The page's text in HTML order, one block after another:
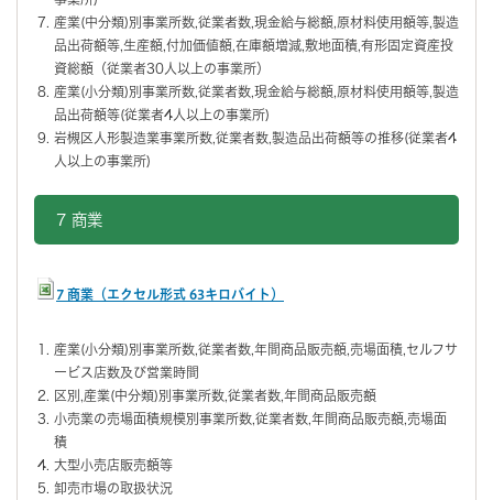
産業(中分類)別事業所数,従業者数,現金給与総額,原材料使用額等,製造
品出荷額等,生産額,付加価値額,在庫額増減,敷地面積,有形固定資産投
資総額（従業者30人以上の事業所）
産業(小分類)別事業所数,従業者数,現金給与総額,原材料使用額等,製造
品出荷額等(従業者4人以上の事業所)
岩槻区人形製造業事業所数,従業者数,製造品出荷額等の推移(従業者4
人以上の事業所)
7 商業
7 商業（エクセル形式 63キロバイト）
産業(小分類)別事業所数,従業者数,年間商品販売額,売場面積,セルフサ
ービス店数及び営業時間
区別,産業(中分類)別事業所数,従業者数,年間商品販売額
小売業の売場面積規模別事業所数,従業者数,年間商品販売額,売場面
積
大型小売店販売額等
卸売市場の取扱状況